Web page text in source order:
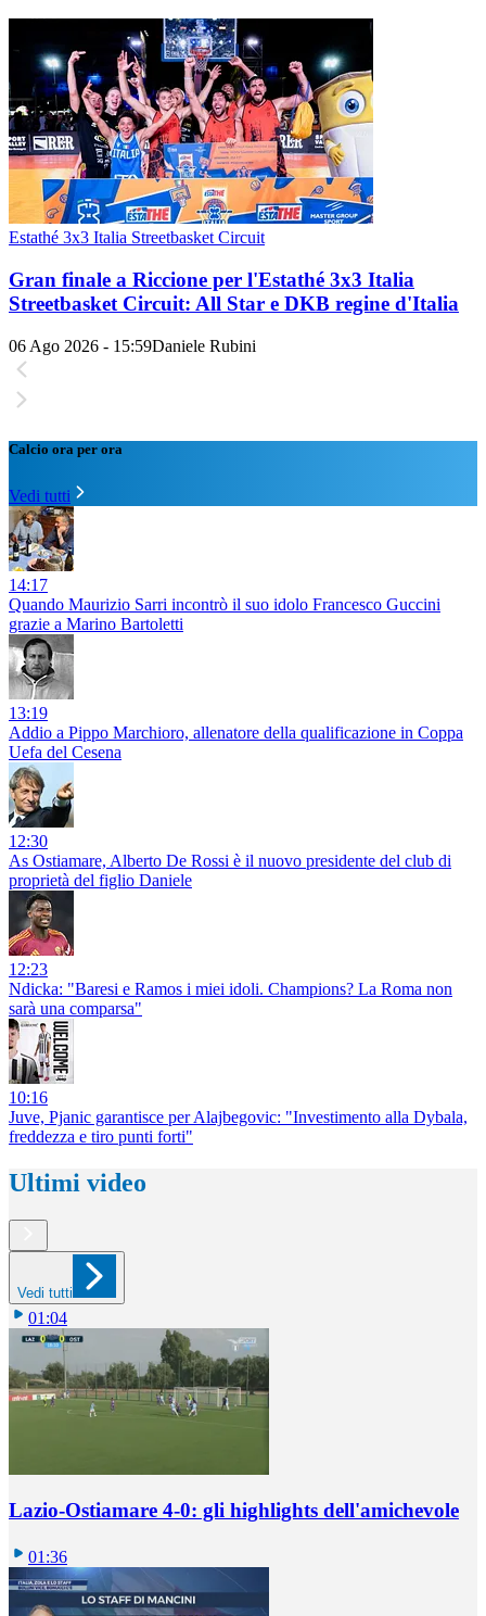
Estathé 3x3 Italia Streetbasket Circuit
Gran finale a Riccione per l'Estathé 3x3 Italia
Streetbasket Circuit: All Star e DKB regine d'Italia
06 Ago 2026 - 15:59Daniele Rubini
Calcio ora per ora
Vedi tutti
14:17
Quando Maurizio Sarri incontrò il suo idolo Francesco Guccini
grazie a Marino Bartoletti
13:19
Addio a Pippo Marchioro, allenatore della qualificazione in Coppa
Uefa del Cesena
12:30
As Ostiamare, Alberto De Rossi è il nuovo presidente del club di
proprietà del figlio Daniele
12:23
Ndicka: "Baresi e Ramos i miei idoli. Champions? La Roma non
sarà una comparsa"
10:16
Juve, Pjanic garantisce per Alajbegovic: "Investimento alla Dybala,
freddezza e tiro punti forti"
Ultimi video
Vedi tutti
01:04
Lazio-Ostiamare 4-0: gli highlights dell'amichevole
01:36